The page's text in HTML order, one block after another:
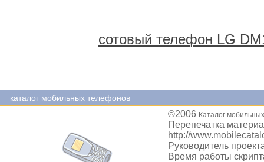
сотовый телефон LG
каталог мобильных телефонов
©2006 Каталог
Перепечатка
http://
Руководитель
Время работы